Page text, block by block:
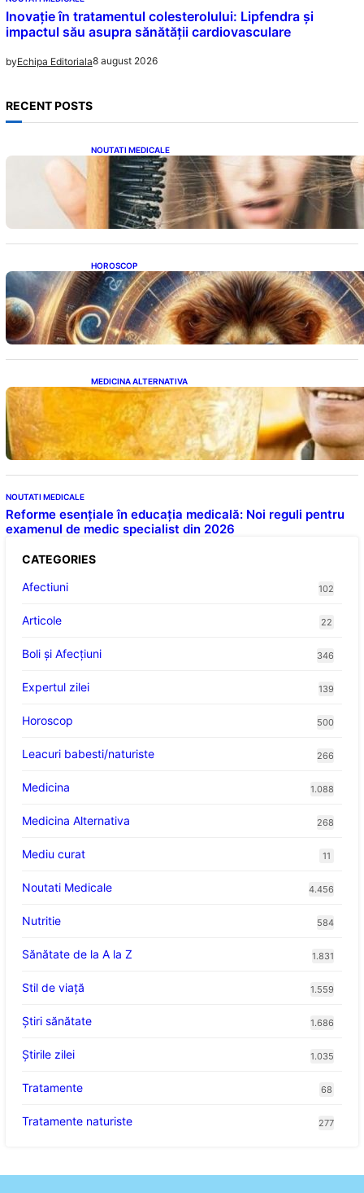
Inovație în tratamentul colesterolului: Lipfendra și
impactul său asupra sănătății cardiovasculare
byEchipa Editoriala8 august 2026
RECENT POSTS
NOUTATI MEDICALE
Semnele unei deficiențe de proteine:
Impactul asupra sănătății tale
HOROSCOP
Portalul Leului 8/8: Oportunități de
Abundență pentru Cinci Zodii în 2026
MEDICINA ALTERNATIVA
Cele cinci băuturi esențiale pentru
menținerea glicemiei sub control pe timpul
nopții: Ghidul specialistului
NOUTATI MEDICALE
Reforme esențiale în educația medicală: Noi reguli pentru
examenul de medic specialist din 2026
CATEGORIES
Afectiuni
102
Articole 22
Boli și Afecțiuni 346
Expertul zilei 139
Horoscop 500
Leacuri babesti/naturiste 266
Medicina 1.088
Medicina Alternativa 268
Mediu curat 11
Noutati Medicale 4.456
Nutritie 584
Sănătate de la A la Z 1.831
Stil de viaţă 1.559
Ştiri sănătate 1.686
Știrile zilei 1.035
Tratamente 68
Tratamente naturiste 277